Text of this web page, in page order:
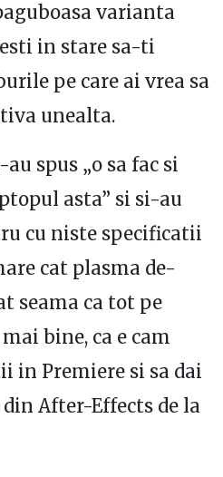
varianta
in stare sa-ti
pe care ai vrea sa
unealta.
spus „o sa fac si
asta” si si-au
cu niste specificatii
cat plasma de-
seama ca tot pe
bine, ca e cam
in Premiere si sa dai
After-Effects de la